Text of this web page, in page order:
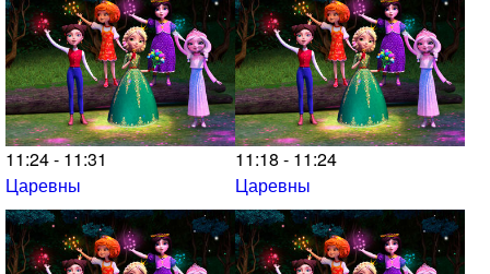
11:24 - 11:31
Царевны
11:18 - 11:24
Царевны